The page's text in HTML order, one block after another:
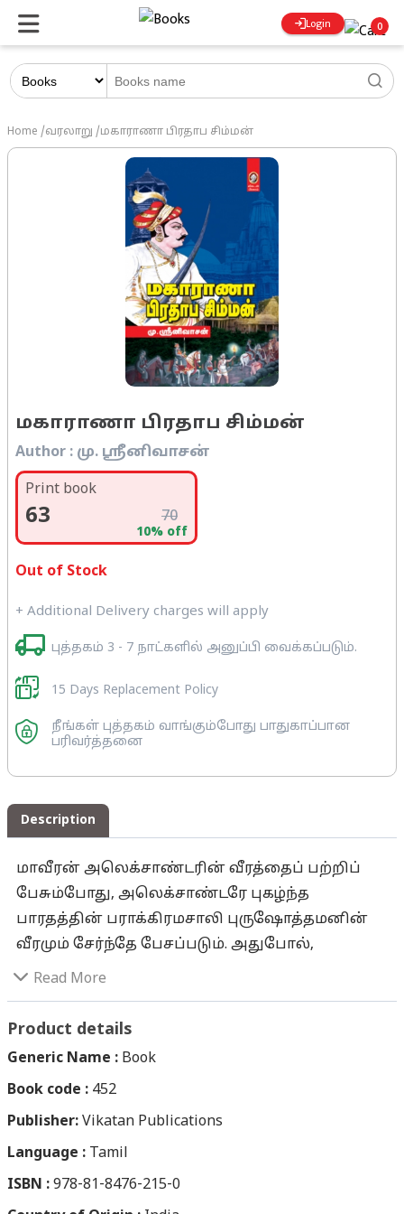
Login 0
Home /வரலாறு /மகாராணா பிரதாப சிம்மன்
மகாராணா பிரதாப சிம்மன்
Author : மு. ஸ்ரீனிவாசன்
Print book
63 70
10% off
Out of Stock
+ Additional Delivery charges will apply
புத்தகம் 3 - 7 நாட்களில் அனுப்பி வைக்கப்படும்.
15 Days Replacement Policy
நீங்கள் புத்தகம் வாங்கும்போது பாதுகாப்பான
பரிவர்த்தனை
Description
மாவீரன் அலெக்சாண்டரின் வீரத்தைப் பற்றிப்
பேசும்போது, அலெக்சாண்டரே புகழ்ந்த
பாரதத்தின் பராக்கிரமசாலி புருஷோத்தமனின்
வீரமும் சேர்ந்தே பேசப்படும். அதுபோல்,
அக்பரைப் பற்றிப் பேசும்போதெல்லாம்,
சிம்மனின் வீரமும் விவேகமும் சேர்ந்தே
அழிக்கமுடியாத ஒரு பதிவு!
சுயமரியாதைக்காகவும், நாட்டுப் பற்றின்
காரணமாகவும், சுதந்திரக் காற்றை மக்கள்
Read More
Product details
Generic Name : Book
Book code : 452
Publisher: Vikatan Publications
Language : Tamil
ISBN : 978-81-8476-215-0